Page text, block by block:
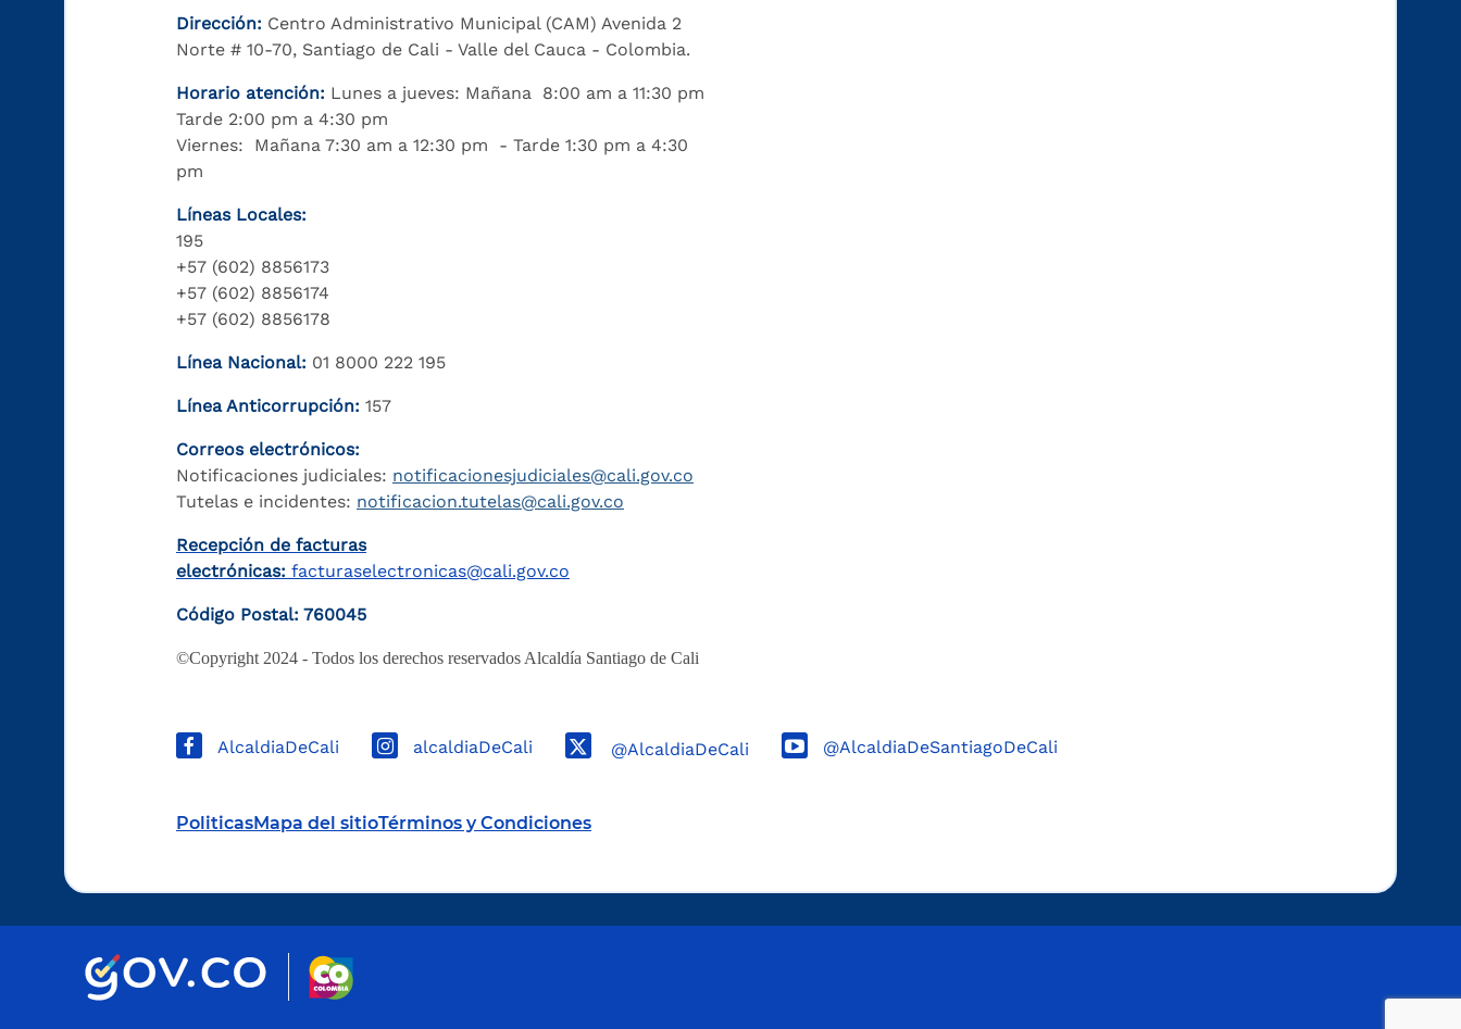
Dirección: Centro Administrativo Municipal (CAM) Avenida 2
Norte # 10-70, Santiago de Cali - Valle del Cauca - Colombia.
Horario atención: Lunes a jueves: Mañana 8:00 am a 11:30 pm
Tarde 2:00 pm a 4:30 pm
Viernes: Mañana 7:30 am a 12:30 pm - Tarde 1:30 pm a 4:30
pm
Líneas Locales:
195
+57 (602) 8856173
+57 (602) 8856174
+57 (602) 8856178
Línea Nacional: 01 8000 222 195
Línea Anticorrupción: 157
Correos electrónicos:
Notificaciones judiciales: notificacionesjudiciales@cali.gov.co
Tutelas e incidentes: notificacion.tutelas@cali.gov.co
Recepción de facturas
electrónicas: facturaselectronicas@cali.gov.co
Código Postal: 760045
©Copyright 2024 - Todos los derechos reservados Alcaldía Santiago de Cali
AlcaldiaDeCali alcaldiaDeCali @AlcaldiaDeCali @AlcaldiaDeSantiagoDeCali
PoliticasMapa del sitioTérminos y Condiciones